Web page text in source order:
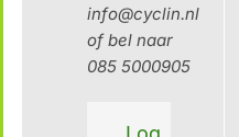
info@cyclin.nl
of bel naar
085 5000905